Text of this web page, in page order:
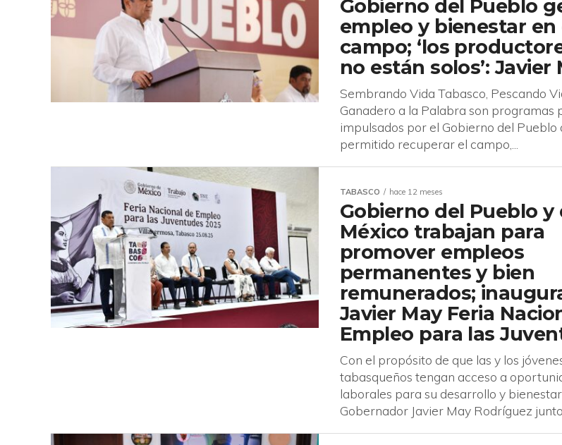
Gobierno del Pueblo
empleo y bienestar en
campo; ‘los
no están solos’: Javier
Sembrando Vida Tabasco, Pescando
Ganadero a la Palabra son programas
impulsados por el Gobierno del Pueblo
permitido recuperar el campo,...
TABASCO hace 12 meses
Gobierno del Pueblo y
México trabajan para
promover empleos
permanentes y bien
remunerados;
Javier May Feria
Empleo para las
Con el propósito de que las y los
tabasqueños tengan acceso a
laborales para su desarrollo y
Gobernador Javier May Rodríguez junto...